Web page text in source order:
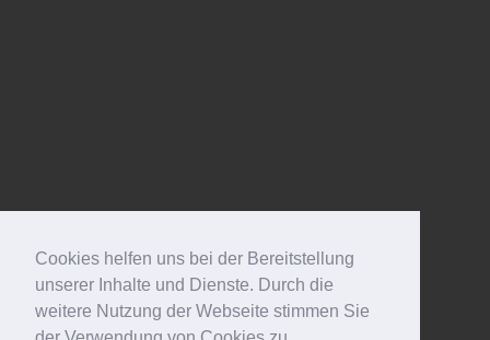
Cookies helfen uns bei der Bereitstellung
unserer Inhalte und Dienste. Durch die
weitere Nutzung der Webseite stimmen Sie